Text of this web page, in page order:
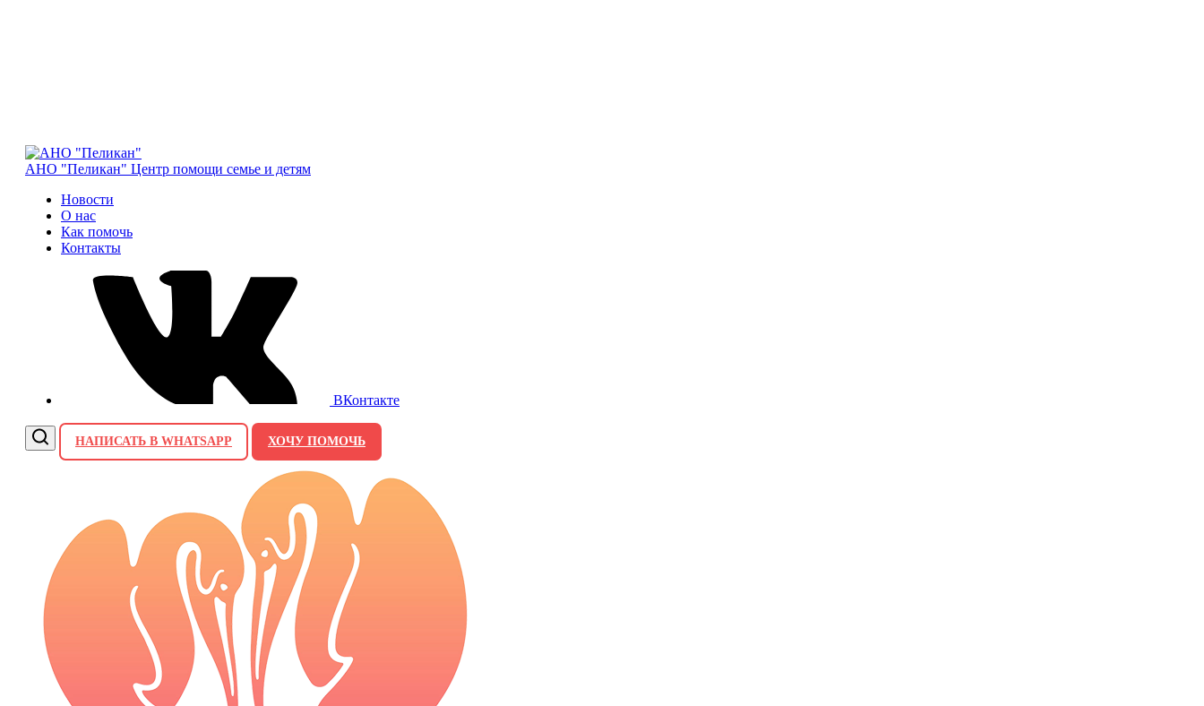
АНО "Пеликан" Центр помощи семье и детям
Новости
О нас
Как помочь
Контакты
ВКонтакте
НАПИСАТЬ В WHATSAPP ХОЧУ ПОМОЧЬ